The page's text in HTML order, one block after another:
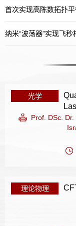
首次实现高陈数拓扑
光学
Prof. DSc.
理论物理